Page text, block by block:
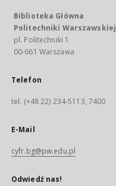
Biblioteka Główna
Politechniki Warszawskiej
pl. Politechniki 1
00-661 Warszawa
Telefon
tel. (+48 22) 234-5113, 7400
E-Mail
cyfr.bg@pw.edu.pl
Odwiedź nas!